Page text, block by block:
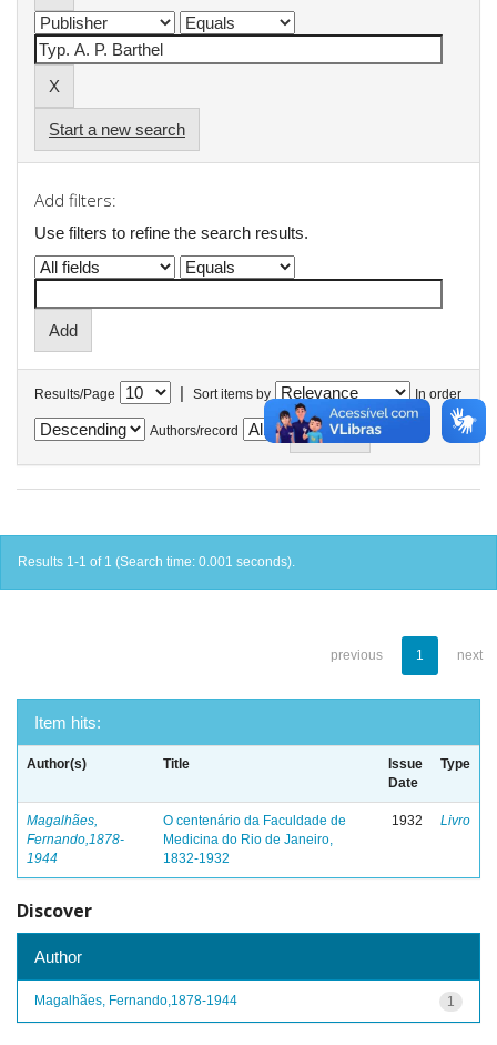
Start a new search
Add filters:
Use filters to refine the search results.
Results/Page | Sort items by In order
Authors/record
Results 1-1 of 1 (Search time: 0.001 seconds).
previous 1 next
Item hits:
Author(s) Title
Issue
Date
Type
Magalhães,
Fernando,1878-
1944
O centenário da Faculdade de
Medicina do Rio de Janeiro,
1832-1932
1932 Livro
Discover
Author
1
Magalhães, Fernando,1878-1944